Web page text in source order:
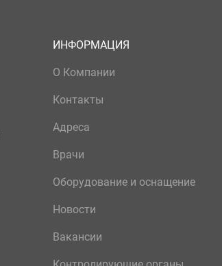
ИНФОРМАЦИЯ
О Компании
Контакты
Адреса
Врачи
Оборудование и оснащение
Новости
Вакансии